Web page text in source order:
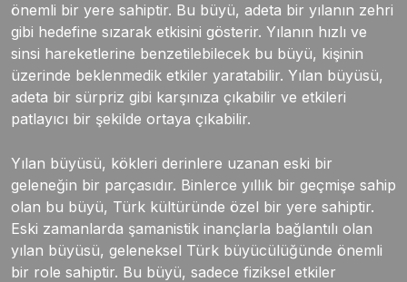
önemli bir yere sahiptir. Bu büyü, adeta bir yılanın zehri
gibi hedefine sızarak etkisini gösterir. Yılanın hızlı ve
sinsi hareketlerine benzetilebilecek bu büyü, kişinin
üzerinde beklenmedik etkiler yaratabilir. Yılan büyüsü,
adeta bir sürpriz gibi karşınıza çıkabilir ve etkileri
patlayıcı bir şekilde ortaya çıkabilir.
Yılan büyüsü, kökleri derinlere uzanan eski bir
geleneğin bir parçasıdır. Binlerce yıllık bir geçmişe sahip
olan bu büyü, Türk kültüründe özel bir yere sahiptir.
Eski zamanlarda şamanistik inançlarla bağlantılı olan
yılan büyüsü, geleneksel Türk büyücülüğünde önemli
bir role sahiptir. Bu büyü, sadece fiziksel etkiler